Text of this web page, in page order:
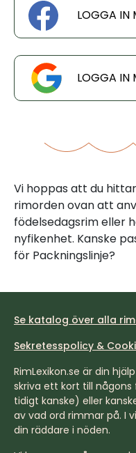
LOGGA IN
LOGGA IN
Vi hoppas att du
rimorden ovan att
födelsedagsrim eller
nyfikenhet. Kanske
för Packningslinje?
Se katalog över alla
Sekretesspolicy &
RimLexikon.se är din
skriva ett kort till
tidigt kanske) eller
av vad ord rimmar på. I
din räddare i nöden.